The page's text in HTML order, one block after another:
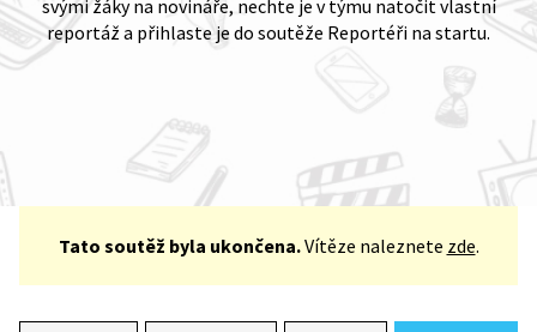
svými žáky na novináře, nechte je v týmu natočit vlastní
reportáž a přihlaste je do soutěže Reportéři na startu.
Tato soutěž byla ukončena.Vítěze naleznete zde.